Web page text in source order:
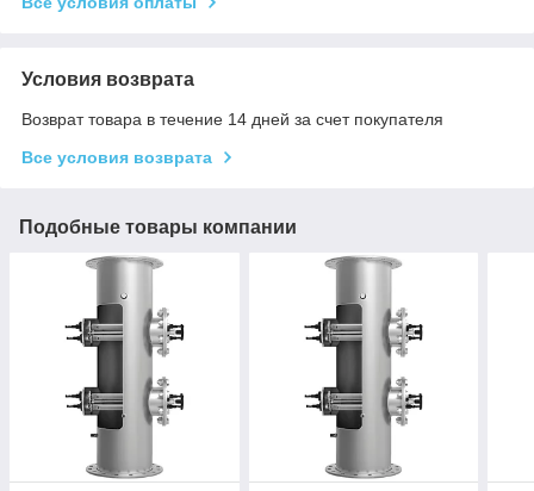
Условия возврата
Возврат товара в течение 14 дней за счет покупателя
Все условия возврата
Подобные товары компании